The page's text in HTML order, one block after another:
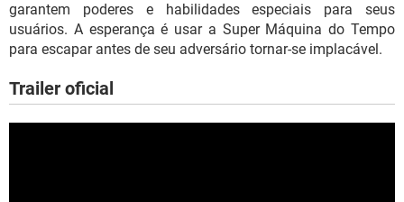
garantem poderes e habilidades especiais para seus
usuários. A esperança é usar a Super Máquina do Tempo
para escapar antes de seu adversário tornar-se implacável.
Trailer oficial